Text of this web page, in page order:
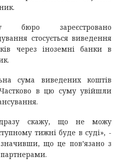
бюро зареєстровано
стосується виведення
через іноземні банки в
сума виведених коштів
в цю суму увійшли
скажу, що не можу
тижні буде в суді», -
що це пов’язано з